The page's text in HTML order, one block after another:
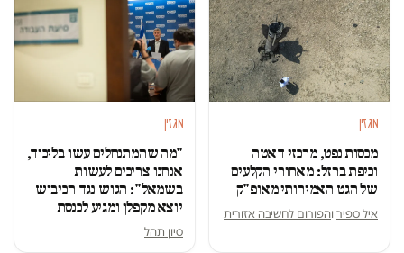
מגזין
מכסות נפט, מרכזי דאטה
וכיפת ברזל: מאחורי הקלעים
של הגט האמירותי מאופ"ק
איל ספיר והפורום לחשיבה אזורית
מגזין
"מה שהמתנחלים עשו בליכוד,
אנחנו צריכים לעשות
בשמאל": הגוש נגד הכיבוש
יוצא מקפלן ומגיע לכנסת
סיון תהל